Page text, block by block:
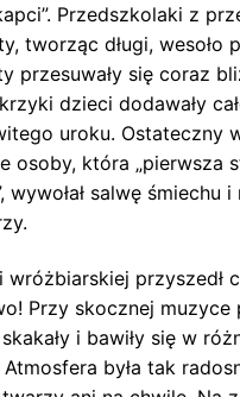
Przedszkolaki z
tworząc długi, wesoło
przesuwały się coraz
dzieci dodawały
uroku. Ostateczny
osoby, która „pierwsza
wywołał salwę śmiechu
wróżbiarskiej przyszedł
Przy skocznej muzyce
skakały i bawiły się w
była tak